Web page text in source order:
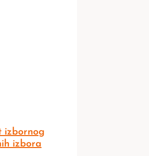
izbornog
izbora